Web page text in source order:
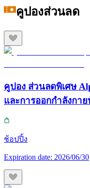
คูปองส่วนลด
คูปอง ส่วนลดพิเศษ
และการออกกำลังกา
ช้อปปิ้ง
Expiration date: 2026/06/30